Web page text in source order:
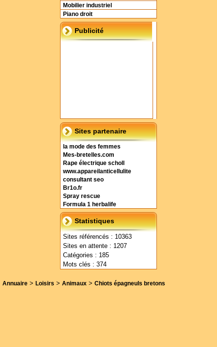
Mobilier industriel
Piano droit
Publicité
Sites partenaire
la mode des femmes
Mes-bretelles.com
Rape électrique scholl
www.appareilanticellulite
consultant seo
Br1o.fr
Spray rescue
Formula 1 herbalife
Statistiques
Sites référencés : 10363
Sites en attente : 1207
Catégories : 185
Mots clés : 374
Annuaire > Loisirs > Animaux > Chiots épagneuls bretons